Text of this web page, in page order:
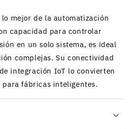
mejor de la automatización
capacidad para controlar
en un solo sistema, es ideal
complejas. Su conectividad
integración IoT lo convierten
fábricas inteligentes.